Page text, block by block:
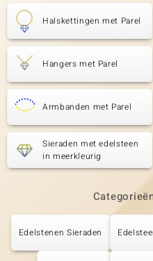
Halskettingen met Parel
Hangers met Parel
Armbanden met Parel
Sieraden met edelsteen
in meerkleurig
Edelstenen Sieraden